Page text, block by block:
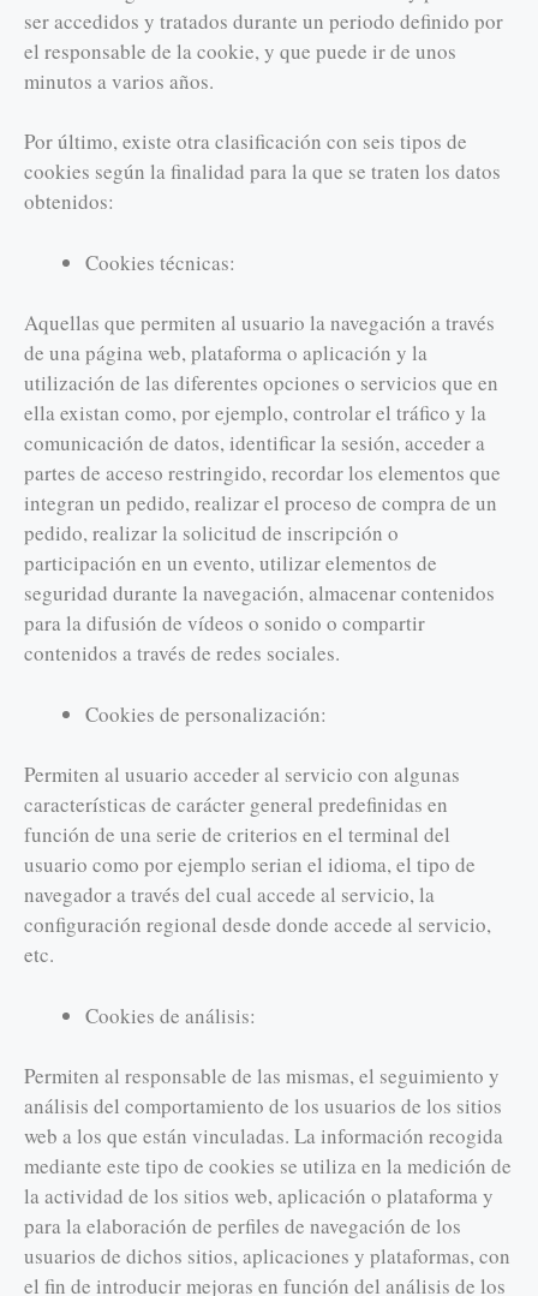
ser accedidos y tratados durante un periodo definido por
el responsable de la cookie, y que puede ir de unos
minutos a varios años.
Por último, existe otra clasificación con seis tipos de
cookies según la finalidad para la que se traten los datos
obtenidos:
Cookies técnicas:
Aquellas que permiten al usuario la navegación a través
de una página web, plataforma o aplicación y la
utilización de las diferentes opciones o servicios que en
ella existan como, por ejemplo, controlar el tráfico y la
comunicación de datos, identificar la sesión, acceder a
partes de acceso restringido, recordar los elementos que
integran un pedido, realizar el proceso de compra de un
pedido, realizar la solicitud de inscripción o
participación en un evento, utilizar elementos de
seguridad durante la navegación, almacenar contenidos
para la difusión de vídeos o sonido o compartir
contenidos a través de redes sociales.
Cookies de personalización:
Permiten al usuario acceder al servicio con algunas
características de carácter general predefinidas en
función de una serie de criterios en el terminal del
usuario como por ejemplo serian el idioma, el tipo de
navegador a través del cual accede al servicio, la
configuración regional desde donde accede al servicio,
etc.
Cookies de análisis:
Permiten al responsable de las mismas, el seguimiento y
análisis del comportamiento de los usuarios de los sitios
web a los que están vinculadas. La información recogida
mediante este tipo de cookies se utiliza en la medición de
la actividad de los sitios web, aplicación o plataforma y
para la elaboración de perfiles de navegación de los
usuarios de dichos sitios, aplicaciones y plataformas, con
el fin de introducir mejoras en función del análisis de los